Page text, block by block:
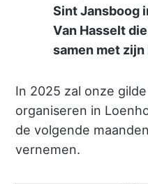
Sint Jansboog
Van Hasselt
samen met zijn
In 2025 zal onze
organiseren in
de volgende
vernemen.